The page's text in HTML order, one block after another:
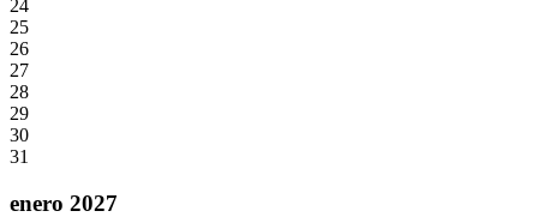
24
25
26
27
28
29
30
31
enero 2027